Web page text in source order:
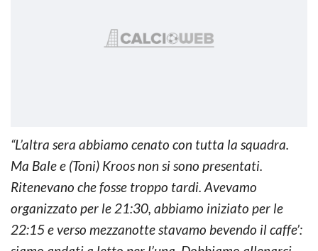
“L’altra sera abbiamo cenato con tutta la squadra.
Ma Bale e (Toni) Kroos non si sono presentati.
Ritenevano che fosse troppo tardi. Avevamo
organizzato per le 21:30, abbiamo iniziato per le
22:15 e verso mezzanotte stavamo bevendo il caffe’: